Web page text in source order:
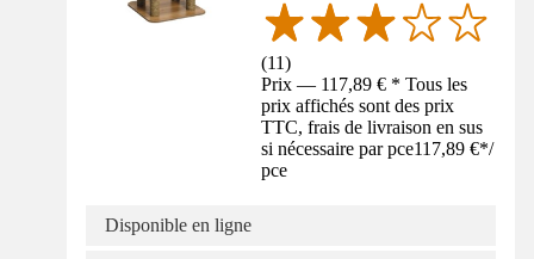
(11)
Prix — 117,89 € * Tous les
prix affichés sont des prix
TTC, frais de livraison en sus
si nécessaire par pce117,89 €*/
pce
Disponible en ligne